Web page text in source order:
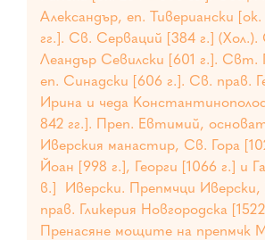
Александър, еп. Тивериански [ок.
гг.]. Св. Серваций [384 г.]
Леандър Севилски [601 г.]. Свт.
еп. Синадски [606 г.]. Св. прав.
Ирина и чеда
842 гг.]. Преп. Евтимий,
Иверския манастир, Св. Гора
Йоан [998 г.], Георги [1066 г.] и
в.] Иверски. Препмчци Иверски,
прав. Гликерия Новгородска
Пренасяне мощите на препмчк